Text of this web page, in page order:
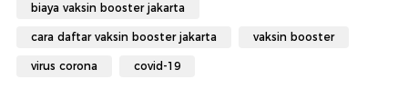
biaya vaksin booster jakarta
cara daftar vaksin booster jakarta vaksin booster
virus corona covid-19